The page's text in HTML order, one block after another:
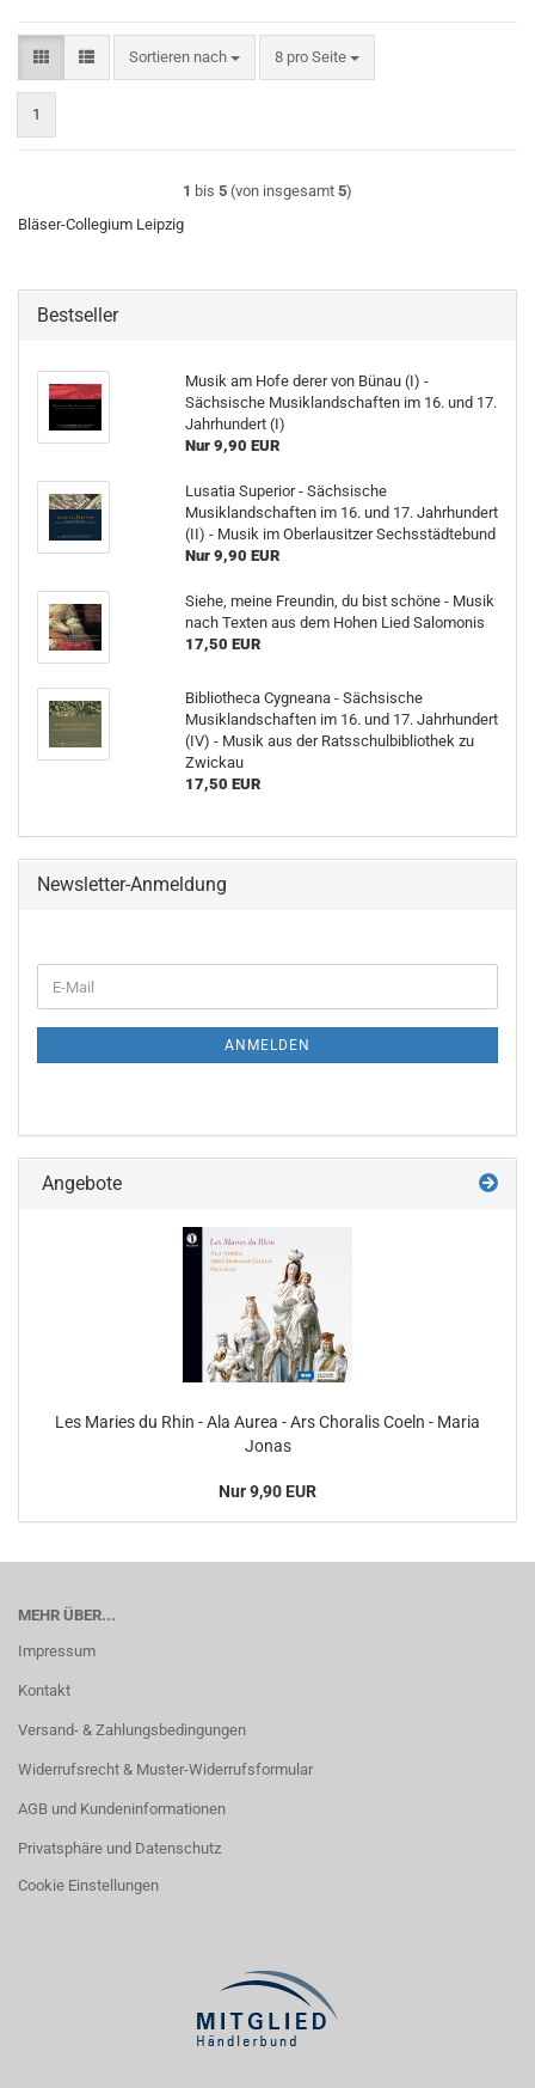
Sortieren nach
Sortieren nach 8 pro Seite
pro Seite
1
1 bis 5 (von insgesamt 5)
Bläser-Collegium Leipzig
Bestseller
Musik am Hofe derer von Bünau (I) -
Sächsische Musiklandschaften im 16. und 17.
Jahrhundert (I)
Nur 9,90 EUR
Lusatia Superior - Sächsische
Musiklandschaften im 16. und 17. Jahrhundert
(II) - Musik im Oberlausitzer Sechsstädtebund
Nur 9,90 EUR
Siehe, meine Freundin, du bist schöne - Musik
nach Texten aus dem Hohen Lied Salomonis
17,50 EUR
Bibliotheca Cygneana - Sächsische
Musiklandschaften im 16. und 17. Jahrhundert
(IV) - Musik aus der Ratsschulbibliothek zu
Zwickau
17,50 EUR
Newsletter-Anmeldung
ZUR
E-
Mail
ANMELDEN
Angebote
Les Maries du Rhin - Ala Aurea - Ars Choralis Coeln - Maria
Jonas
Nur 9,90 EUR
MEHR ÜBER...
Impressum
Kontakt
Versand- & Zahlungsbedingungen
Widerrufsrecht & Muster-Widerrufsformular
AGB und Kundeninformationen
Privatsphäre und Datenschutz
Cookie Einstellungen